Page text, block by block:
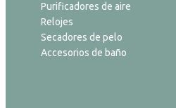
Purificadores de aire
Relojes
Secadores de pelo
Accesorios de baño